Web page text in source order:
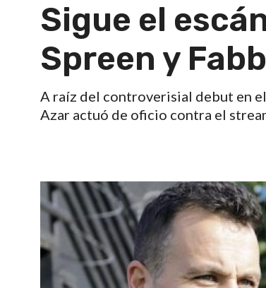
Sigue el
Spreen y
A raíz del controverisial debut en
Azar actuó de oficio contra el